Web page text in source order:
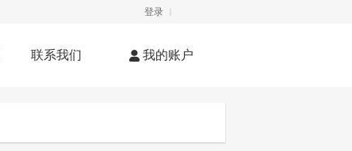
登录 |
联系我们 我的账户